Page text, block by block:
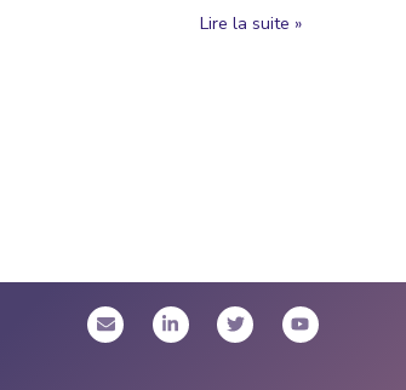
La
Lire la suite »